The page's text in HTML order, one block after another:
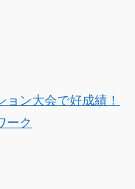
ン大会で好成績！
ーク